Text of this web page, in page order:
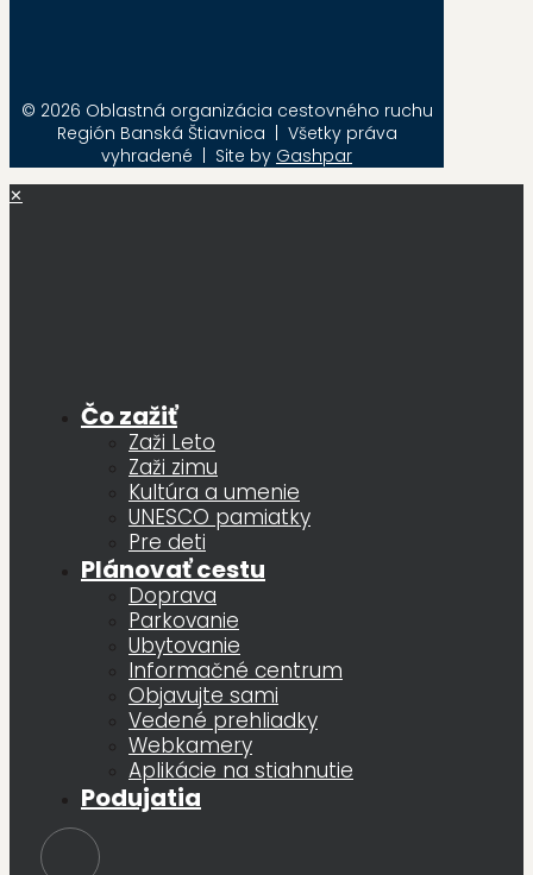
© 2026 Oblastná organizácia cestovného ruchu
Región Banská Štiavnica | Všetky práva
vyhradené | Site by Gashpar
✕
Čo zažiť
Zaži Leto
Zaži zimu
Kultúra a umenie
UNESCO pamiatky
Pre deti
Plánovať cestu
Doprava
Parkovanie
Ubytovanie
Informačné centrum
Objavujte sami
Vedené prehliadky
Webkamery
Aplikácie na stiahnutie
Podujatia